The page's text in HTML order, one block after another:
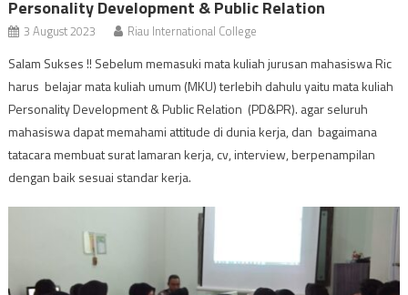
Personality Development & Public Relation
3 August 2023 Riau International College
Salam Sukses !! Sebelum memasuki mata kuliah jurusan mahasiswa Ric
harus belajar mata kuliah umum (MKU) terlebih dahulu yaitu mata kuliah
Personality Development & Public Relation (PD&PR). agar seluruh
mahasiswa dapat memahami attitude di dunia kerja, dan bagaimana
tatacara membuat surat lamaran kerja, cv, interview, berpenampilan
dengan baik sesuai standar kerja.